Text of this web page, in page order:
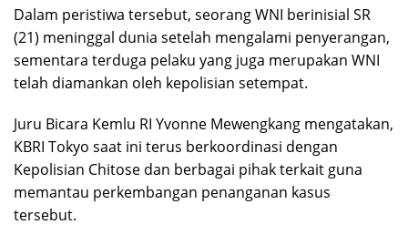
Dalam peristiwa tersebut, seorang WNI berinisial SR
(21) meninggal dunia setelah mengalami penyerangan,
sementara terduga pelaku yang juga merupakan WNI
telah diamankan oleh kepolisian setempat.
Juru Bicara Kemlu RI Yvonne Mewengkang mengatakan,
KBRI Tokyo saat ini terus berkoordinasi dengan
Kepolisian Chitose dan berbagai pihak terkait guna
memantau perkembangan penanganan kasus
tersebut.